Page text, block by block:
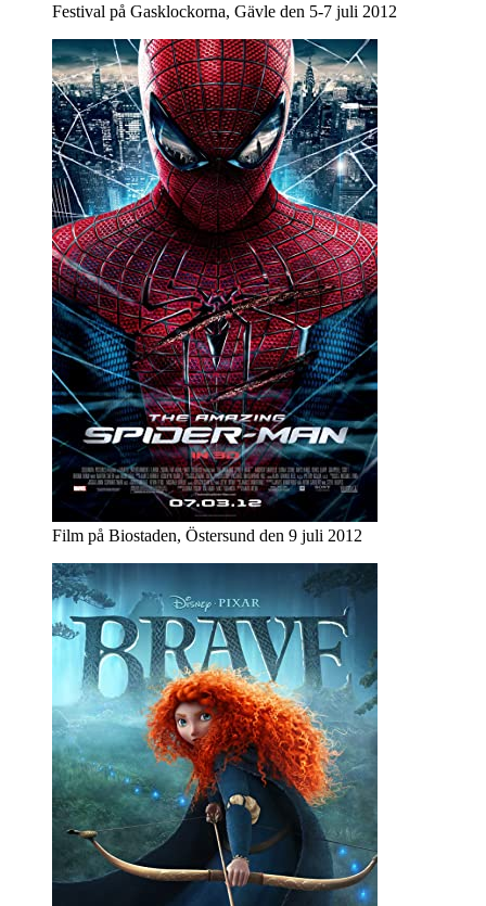
Festival på Gasklockorna, Gävle den 5-7 juli 2012
Film på Biostaden, Östersund den 9 juli 2012